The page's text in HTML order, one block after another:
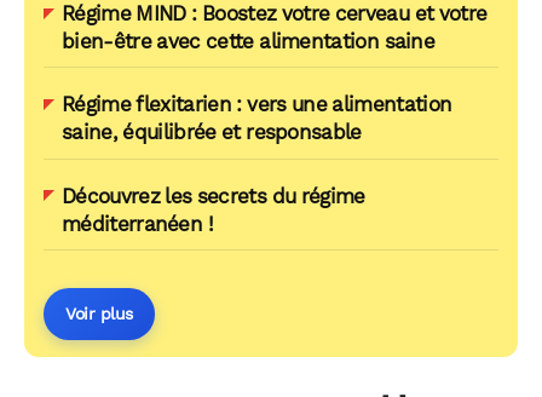
Régime MIND : Boostez votre cerveau et votre
bien-être avec cette alimentation saine
Régime flexitarien : vers une alimentation
saine, équilibrée et responsable
Découvrez les secrets du régime
méditerranéen !
Voir plus